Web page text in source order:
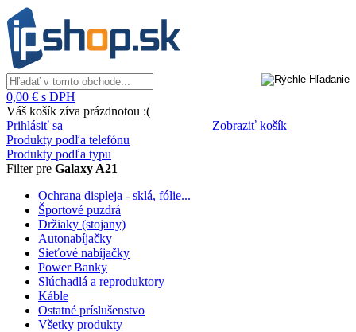
0,00 € s DPH
Váš košík zíva prázdnotou :(
Zobraziť košík
Prihlásiť sa
Produkty podľa telefónu
Produkty podľa typu
Filter pre Galaxy A21
Ochrana displeja - sklá, fólie...
Športové puzdrá
Držiaky (stojany)
Autonabíjačky
Sieťové nabíjačky
Power Banky
Slúchadlá a reproduktory
Káble
Ostatné príslušenstvo
Všetky produkty